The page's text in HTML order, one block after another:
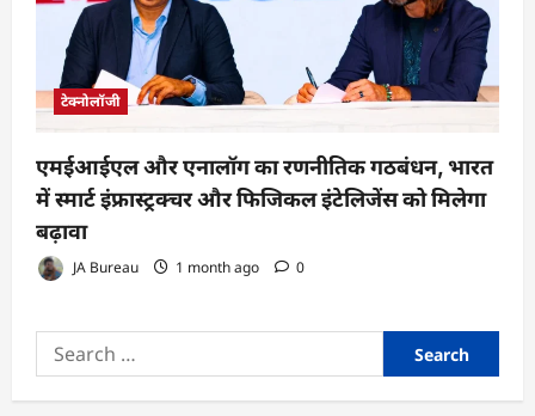
टेक्नोलॉजी
एमईआईएल और एनालॉग का रणनीतिक गठबंधन, भारत
में स्मार्ट इंफ्रास्ट्रक्चर और फिजिकल इंटेलिजेंस को मिलेगा
बढ़ावा
JA Bureau 1 month ago 0
Search
for: